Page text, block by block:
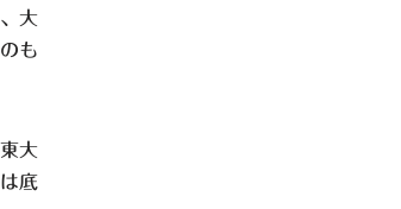
大
も
大
底